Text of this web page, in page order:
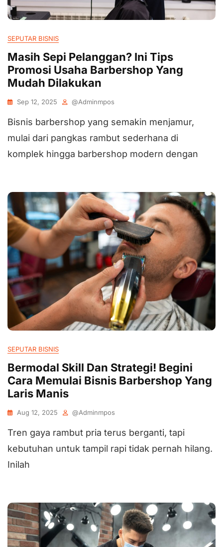
SEPUTAR BISNIS
Masih Sepi Pelanggan? Ini Tips
Promosi Usaha Barbershop Yang
Mudah Dilakukan
Sep 12, 2025 @adminmpos
Bisnis barbershop yang semakin menjamur,
mulai dari pangkas rambut sederhana di
komplek hingga barbershop modern dengan
SEPUTAR BISNIS
Bermodal Skill Dan Strategi! Begini
Cara Memulai Bisnis Barbershop Yang
Laris Manis
Aug 12, 2025 @adminmpos
Tren gaya rambut pria terus berganti, tapi
kebutuhan untuk tampil rapi tidak pernah hilang.
Inilah